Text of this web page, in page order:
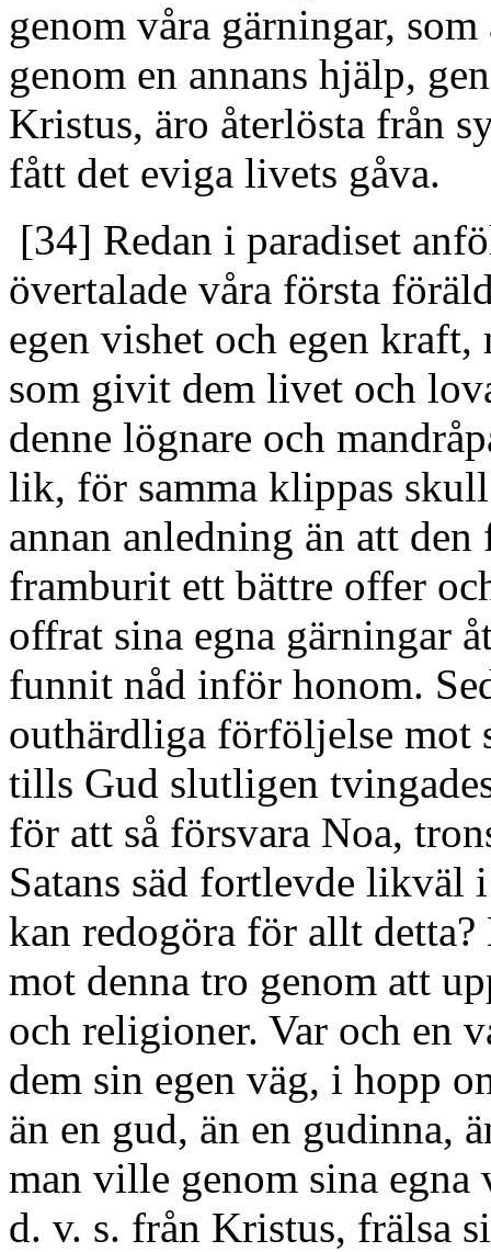
genom våra gärningar,
genom en annans hjälp,
Kristus, äro återlösta från
fått det eviga livets gåva.
[34] Redan i paradiset
övertalade våra första
egen vishet och egen
som givit dem livet och
denne lögnare och
lik, för samma klippas
annan anledning än att
framburit ett bättre offer
offrat sina egna gärningar
funnit nåd inför honom.
outhärdliga förföljelse mot
tills Gud slutligen
för att så försvara Noa,
Satans säd fortlevde likväl
kan redogöra för allt detta?
mot denna tro genom att
och religioner. Var och en
dem sin egen väg, i hopp
än en gud, än en gudinna,
man ville genom sina
d. v. s. från Kristus, frälsa